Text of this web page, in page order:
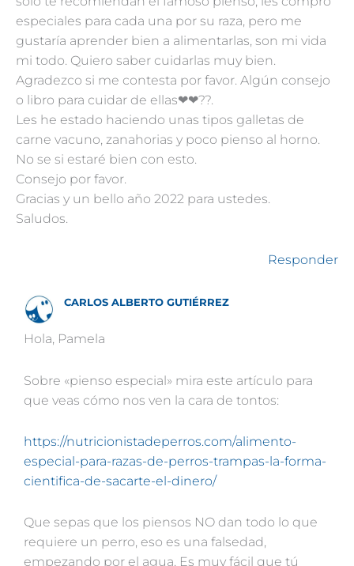
especiales para cada una por su raza, pero me
gustaría aprender bien a alimentarlas, son mi vida
mi todo. Quiero saber cuidarlas muy bien.
Agradezco si me contesta por favor. Algún consejo
o libro para cuidar de ellas❤❤??.
Les he estado haciendo unas tipos galletas de
carne vacuno, zanahorias y poco pienso al horno.
No se si estaré bien con esto.
Consejo por favor.
Gracias y un bello año 2022 para ustedes.
Saludos.
Responder
CARLOS ALBERTO GUTIÉRREZ
Hola, Pamela
Sobre «pienso especial» mira este artículo para
que veas cómo nos ven la cara de tontos:
https://nutricionistadeperros.com/alimento-
especial-para-razas-de-perros-trampas-la-forma-
cientifica-de-sacarte-el-dinero/
Que sepas que los piensos NO dan todo lo que
requiere un perro, eso es una falsedad,
empezando por el agua. Es muy fácil que tú